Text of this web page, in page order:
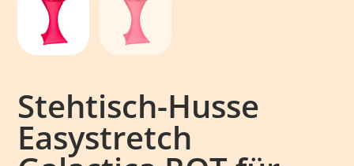
Stehtisch-Husse
Easystretch